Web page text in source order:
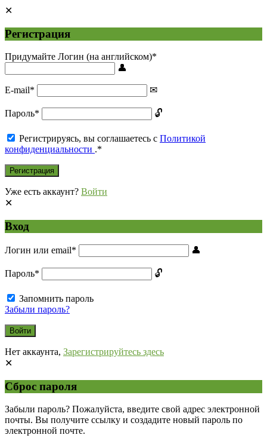
Регистрация
Придумайте Логин (на английском)*
E-mail*
Пароль*
Регистрируясь, вы соглашаетесь с Политикой
конфиденциальности .*
Уже есть аккаунт? Войти
Вход
Логин или email*
Пароль*
Запомнить пароль
Забыли пароль?
Нет аккаунта, Зарегистрируйтесь здесь
Сброс пароля
Забыли пароль? Пожалуйста, введите свой адрес электронной
почты. Вы получите ссылку и создадите новый пароль по
электронной почте.